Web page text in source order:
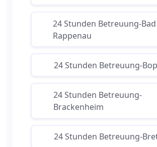
24 Stunden Betreuung-Bad
Rappenau
24 Stunden Betreuung-
24 Stunden Betreuung-
Brackenheim
24 Stunden Betreuung-